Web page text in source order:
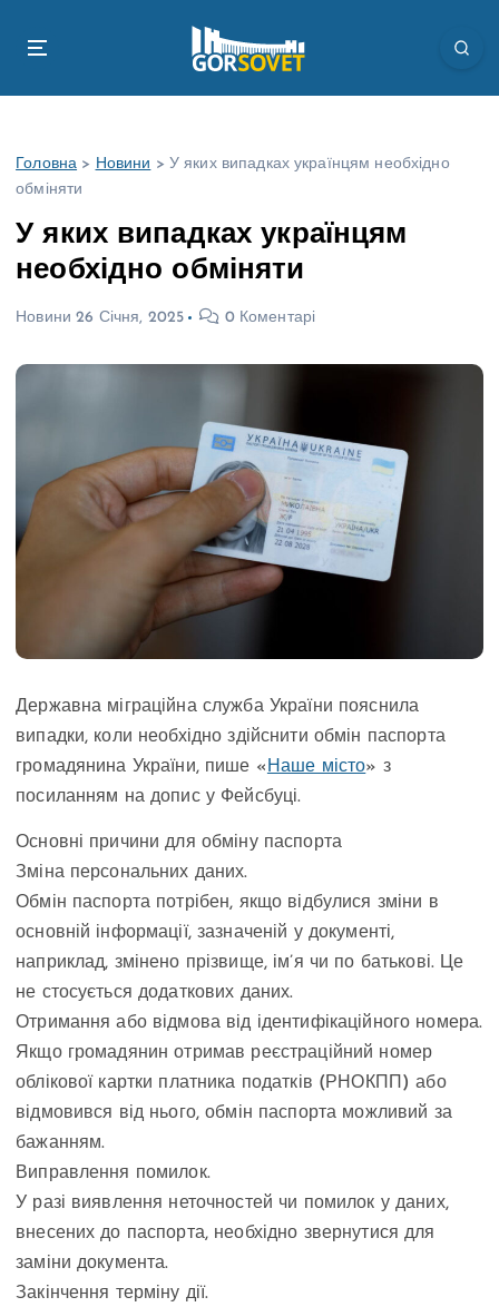
Головна > Новини > У яких випадках українцям необхідно
обміняти
У яких випадках українцям
необхідно обміняти
Новини 26 Січня, 2025 0 Коментарі
Державна міграційна служба України пояснила
випадки, коли необхідно здійснити обмін паспорта
громадянина України, пише « Наше місто» з
посиланням на допис у Фейсбуці.
Основні причини для обміну паспорта
Зміна персональних даних.
Обмін паспорта потрібен, якщо відбулися зміни в
основній інформації, зазначеній у документі,
наприклад, змінено прізвище, ім’я чи по батькові. Це
не стосується додаткових даних.
Отримання або відмова від ідентифікаційного номера.
Якщо громадянин отримав реєстраційний номер
облікової картки платника податків (РНОКПП) або
відмовився від нього, обмін паспорта можливий за
бажанням.
Виправлення помилок.
У разі виявлення неточностей чи помилок у даних,
внесених до паспорта, необхідно звернутися для
заміни документа.
Закінчення терміну дії.